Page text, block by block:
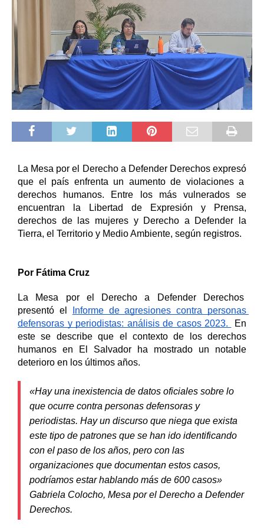
La Mesa por el Derecho a Defender Derechos expresó
que el país enfrenta un aumento de violaciones a
derechos humanos. Entre los más vulnerados se
encuentran la Libertad de Expresión y Prensa,
derechos de las mujeres y Derecho a Defender la
Tierra, el Territorio y Medio Ambiente, según registros.
Por Fátima Cruz
La Mesa por el Derecho a Defender Derechos
presentó el
Informe de agresiones contra personas
defensoras y periodistas: análisis de casos 2023.
En
este se describe que el contexto de los derechos
humanos en El Salvador ha mostrado un notable
deterioro en los últimos años.
«Hay una inexistencia de datos oficiales sobre lo
que ocurre contra personas defensoras y
periodistas. Hay un discurso que niega que exista
este tipo de patrones que se han ido identificando
con el paso de los años, pero con las
organizaciones que documentan estos casos,
podríamos estar hablando más de 600 casos»
Gabriela Colocho, Mesa por el Derecho a Defender
Derechos.